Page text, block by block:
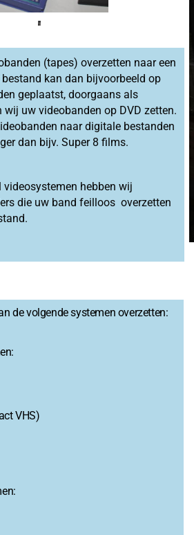
(tapes) overzetten naar een
kan dan bijvoorbeeld op
geplaatst, doorgaans als
wij uw videobanden op DVD zetten.
naar digitale bestanden
dan bijv. Super 8 films.
hebben wij
die uw band feilloos overzetten
de volgende systemen overzetten:
VHS)